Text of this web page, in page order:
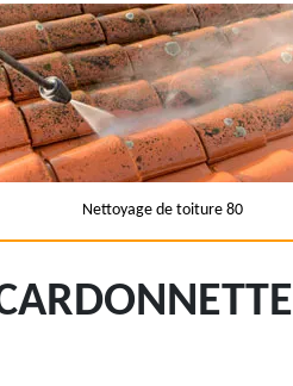
Nettoyage de toiture 80